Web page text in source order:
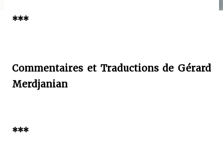
***
Commentaires et Traductions de Gérard
Merdjanian
***